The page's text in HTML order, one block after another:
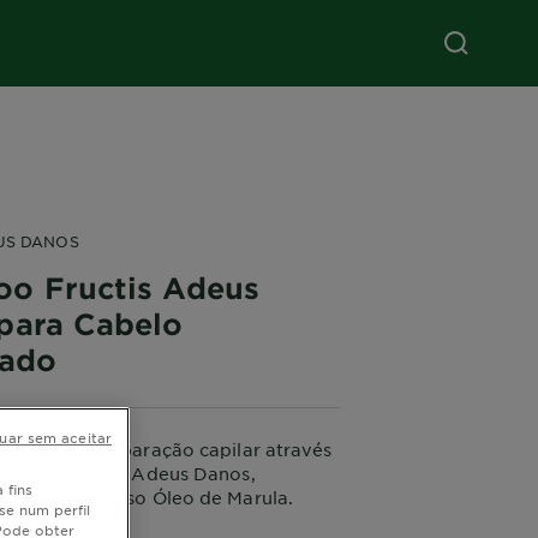
DANOS
Fructis Adeus
Cabelo
da reparação capilar através
Fructis Adeus Danos,
o poderoso Óleo de Marula.
especialmente para cabelos
fins
num perfil
obter
sem aceitar